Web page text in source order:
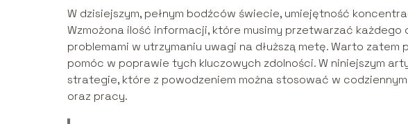
W dzisiejszym, pełnym bodźców świecie, umiejętność
Wzmożona ilość informacji, które musimy przetwarzać każdego
problemami w utrzymaniu uwagi na dłuższą metę. Warto
pomóc w poprawie tych kluczowych zdolności. W niniejszym
strategie, które z powodzeniem można stosować w
oraz pracy.